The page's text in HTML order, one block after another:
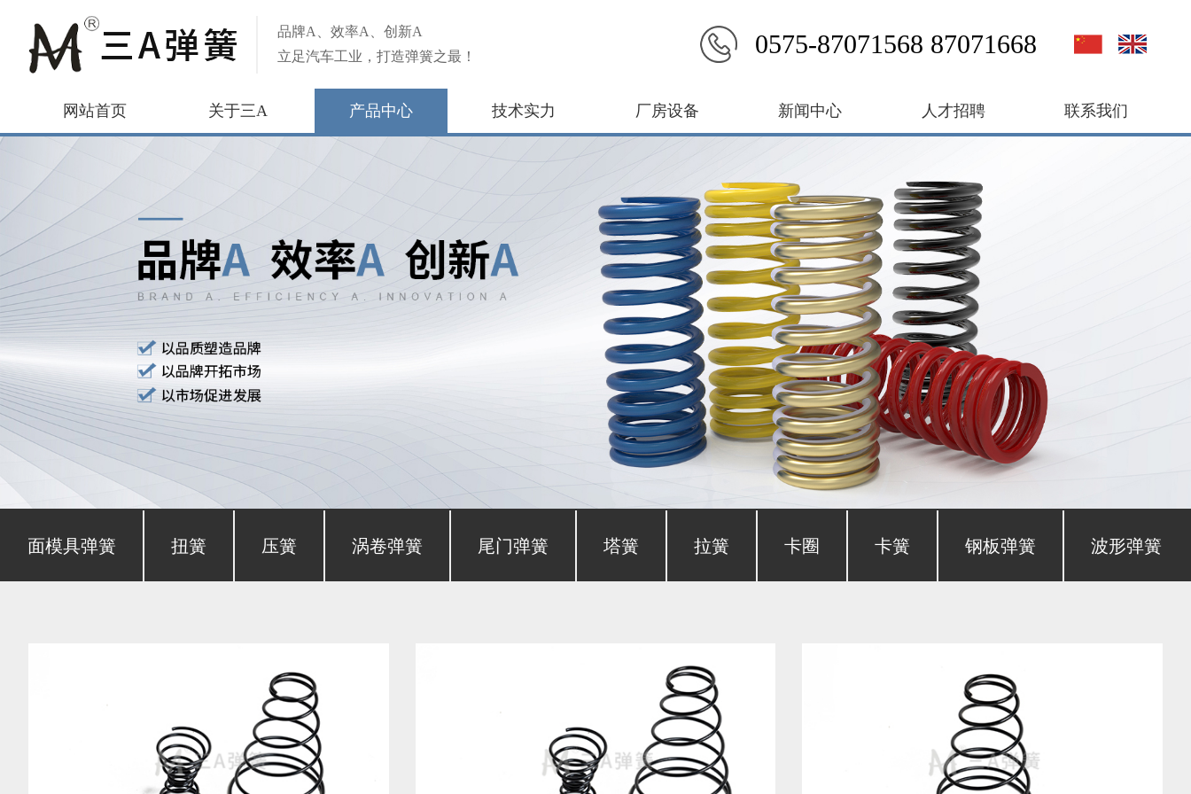
品牌A、效率A、创新A
立足汽车工业，打造弹簧之最！
0575-87071568 87071668
网站首页 关于三A 产品中心 技术实力 厂房设备 新闻中心 人才招聘 联系我们
截面模具弹簧 扭簧 压簧 涡卷弹簧 尾门弹簧 塔簧 拉簧 卡圈 卡簧 钢板弹簧 波形弹簧